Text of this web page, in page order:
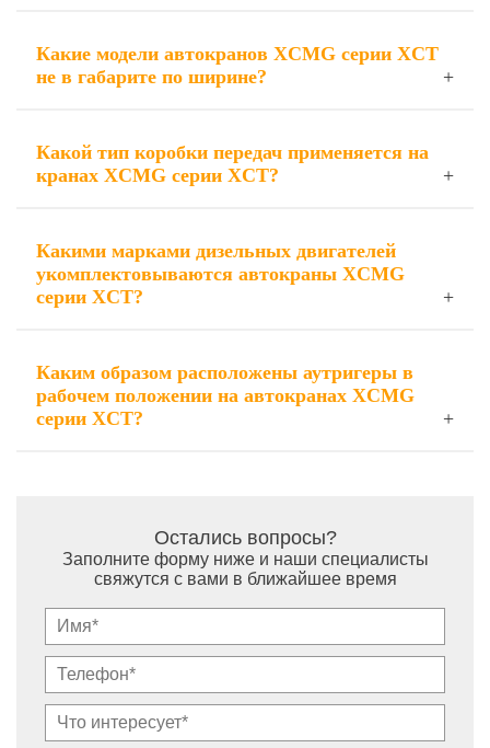
Какие модели автокранов XCMG серии XCT
не в габарите по ширине?
Какой тип коробки передач применяется на
кранах XCMG серии XCT?
Какими марками дизельных двигателей
укомплектовываются автокраны XCMG
серии XCT?
Каким образом расположены аутригеры в
рабочем положении на автокранах XCMG
серии XCT?
Остались вопросы?
Заполните форму ниже и наши специалисты
свяжутся с вами в ближайшее время